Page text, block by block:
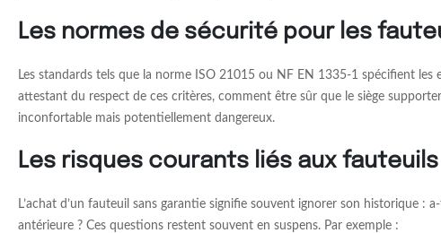
Les normes de sécurité pour les
Les standards tels que la norme ISO 21015 ou NF EN 1335-1 spécifient
attestant du respect de ces critères, comment être sûr que le siège
inconfortable mais potentiellement dangereux.
Les risques courants liés aux
L’achat d’un fauteuil sans garantie signifie souvent ignorer son historique
antérieure ? Ces questions restent souvent en suspens. Par exemple :